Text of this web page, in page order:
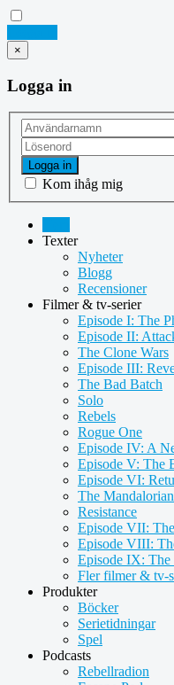
×
Logga in
Logga in
Kom ihåg mig
Texter
Nyheter
Blogg
Recensioner
Filmer & tv-serier
Episode I: The
Episode II:
The Clone Wars
Episode III:
The Bad Batch
Solo
Rebels
Rogue One
Episode IV: A
Episode V: The
Episode VI:
The Mandalorian
Resistance
Episode VII:
Episode VIII:
Episode IX:
Fler filmer & tv-
Produkter
Böcker
Serietidningar
Spel
Podcasts
Rebellradion